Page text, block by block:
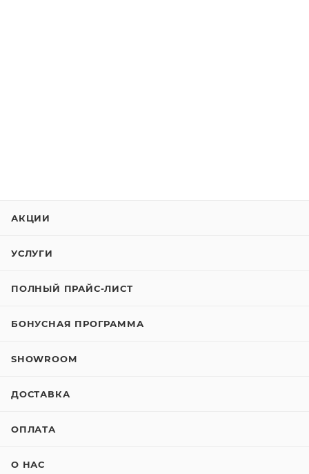
АКЦИИ
УСЛУГИ
ПОЛНЫЙ ПРАЙС-ЛИСТ
БОНУСНАЯ ПРОГРАММА
SHOWROOM
ДОСТАВКА
ОПЛАТА
О НАС